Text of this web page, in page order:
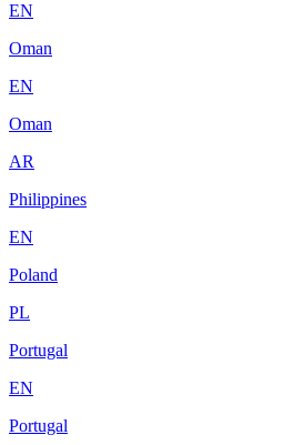
EN
Oman
EN
Oman
AR
Philippines
EN
Poland
PL
Portugal
EN
Portugal